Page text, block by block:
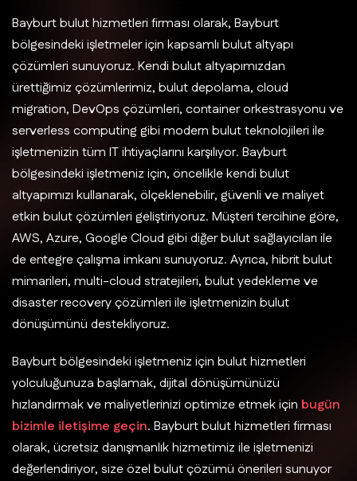
Bayburt bulut hizmetleri firması olarak, Bayburt
bölgesindeki işletmeler için kapsamlı bulut altyapı
çözümleri sunuyoruz. Kendi bulut altyapımızdan
ürettiğimiz çözümlerimiz, bulut depolama, cloud
migration, DevOps çözümleri, container orkestrasyonu ve
serverless computing gibi modern bulut teknolojileri ile
işletmenizin tüm IT ihtiyaçlarını karşılıyor. Bayburt
bölgesindeki işletmeniz için, öncelikle kendi bulut
altyapımızı kullanarak, ölçeklenebilir, güvenli ve maliyet
etkin bulut çözümleri geliştiriyoruz. Müşteri tercihine göre,
AWS, Azure, Google Cloud gibi diğer bulut sağlayıcıları ile
de entegre çalışma imkanı sunuyoruz. Ayrıca, hibrit bulut
mimarileri, multi-cloud stratejileri, bulut yedekleme ve
disaster recovery çözümleri ile işletmenizin bulut
dönüşümünü destekliyoruz.
Bayburt bölgesindeki işletmeniz için bulut hizmetleri
yolculuğunuza başlamak, dijital dönüşümünüzü
hızlandırmak ve maliyetlerinizi optimize etmek için bugün
bizimle iletişime geçin. Bayburt bulut hizmetleri firması
olarak, ücretsiz danışmanlık hizmetimiz ile işletmenizi
değerlendiriyor, size özel bulut çözümü önerileri sunuyor